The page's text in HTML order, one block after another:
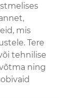
mis
Tere
tehnilise
ning